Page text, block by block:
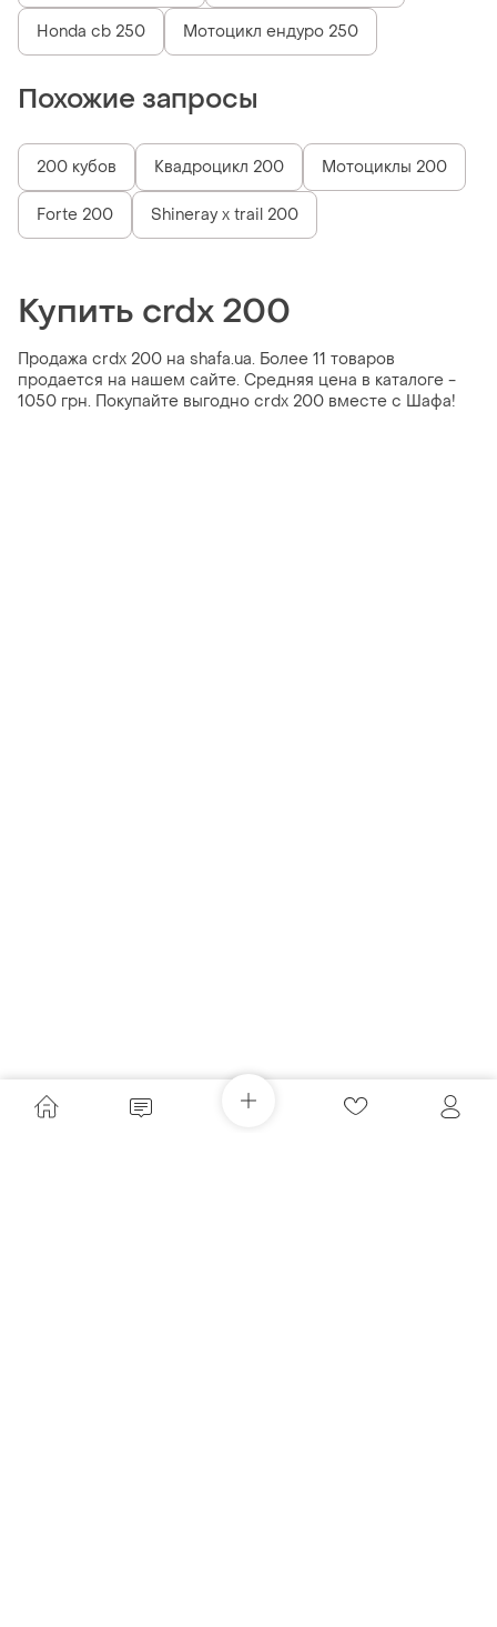
Honda cb 250 Мотоцикл ендуро 250
Похожие запросы
200 кубов Квадроцикл 200 Мотоциклы 200
Forte 200 Shineray x trail 200
Купить crdx 200
Продажа crdx 200 на shafa.ua. Более 11 товаров
продается на нашем сайте. Средняя цена в каталоге -
1050 грн. Покупайте выгодно crdx 200 вместе с Шафа!